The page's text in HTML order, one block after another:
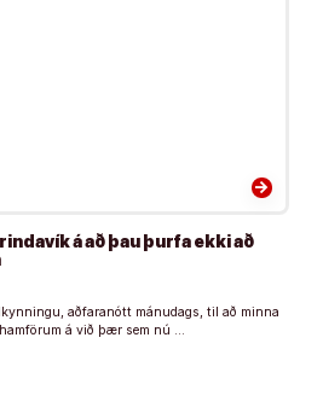
arrow_forward
á að þau þurfa ekki að
aðfaranótt mánudags, til að minna
á við þær sem nú …